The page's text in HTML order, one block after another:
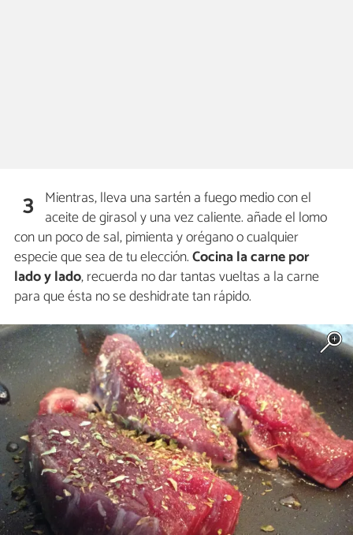
3 Mientras, lleva una sartén a fuego medio con el
aceite de girasol y una vez caliente. añade el lomo
con un poco de sal, pimienta y orégano o cualquier
especie que sea de tu elección.Cocina la carne por
lado y lado, recuerda no dar tantas vueltas a la carne
para que ésta no se deshidrate tan rápido.